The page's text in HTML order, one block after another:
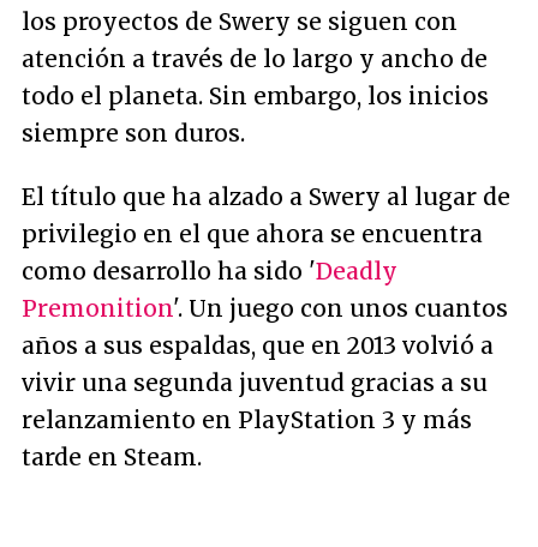
los proyectos de Swery se siguen con
atención a través de lo largo y ancho de
todo el planeta. Sin embargo, los inicios
siempre son duros.
El título que ha alzado a Swery al lugar de
privilegio en el que ahora se encuentra
como desarrollo ha sido 'Deadly
Premonition'. Un juego con unos cuantos
años a sus espaldas, que en 2013 volvió a
vivir una segunda juventud gracias a su
relanzamiento en PlayStation 3 y más
tarde en Steam.